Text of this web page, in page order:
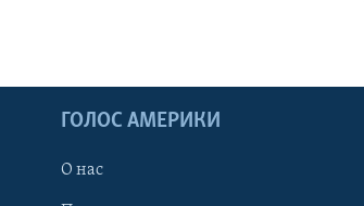
ГОЛОС АМЕРИКИ
О нас